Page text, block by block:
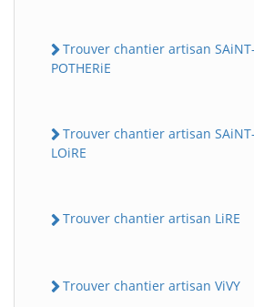
Trouver chantier artisan SAiNT-
POTHERiE
Trouver chantier artisan
LOiRE
Trouver chantier artisan LiRE
Trouver chantier artisan ViVY